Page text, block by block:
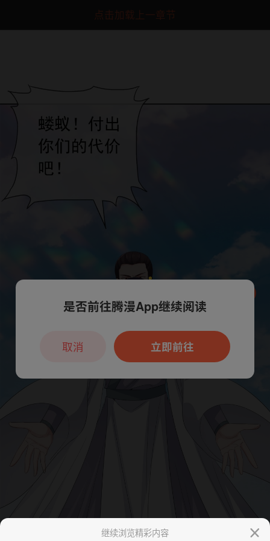
点击加载上一章节
继续浏览精彩内容
本章节仅支持App阅读，可打开App新用
户7天免费看
是否前往腾漫App继续阅读
立即前往
取消